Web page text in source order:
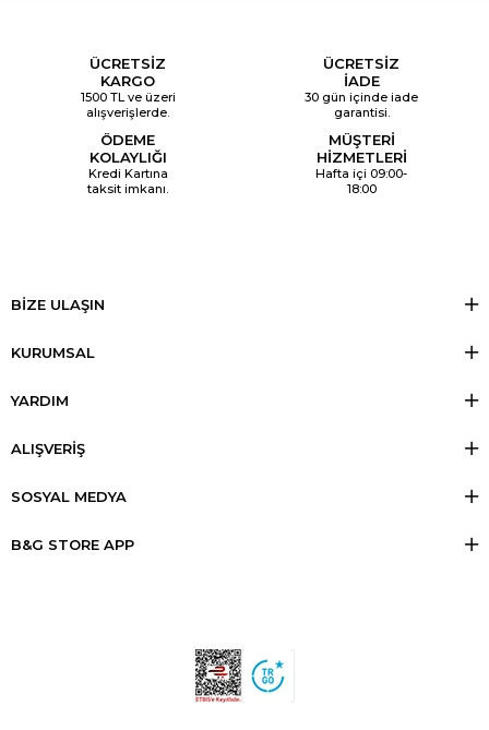
ÜCRETSİZ
KARGO
1500 TL ve üzeri
alışverişlerde.
ÜCRETSİZ
İADE
30 gün içinde iade
garantisi.
ÖDEME
KOLAYLIĞI
Kredi Kartına
taksit imkanı.
MÜŞTERİ
HİZMETLERİ
Hafta içi 09:00-
18:00
BİZE ULAŞIN
KURUMSAL
YARDIM
ALIŞVERİŞ
SOSYAL MEDYA
B&G STORE APP